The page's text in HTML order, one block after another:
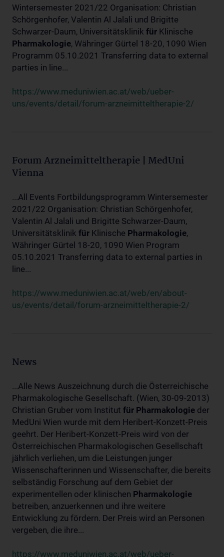
Wintersemester 2021/22 Organisation: Christian
Schörgenhofer, Valentin Al Jalali und Brigitte
Schwarzer-Daum, Universitätsklinik für Klinische
Pharmakologie, Währinger Gürtel 18-20, 1090 Wien
Programm 05.10.2021 Transferring data to external
parties in line...
https://www.meduniwien.ac.at/web/ueber-
uns/events/detail/forum-arzneimitteltherapie-2/
Forum Arzneimitteltherapie | MedUni
Vienna
...All Events Fortbildungsprogramm Wintersemester
2021/22 Organisation: Christian Schörgenhofer,
Valentin Al Jalali und Brigitte Schwarzer-Daum,
Universitätsklinik für Klinische Pharmakologie,
Währinger Gürtel 18-20, 1090 Wien Program
05.10.2021 Transferring data to external parties in
line...
https://www.meduniwien.ac.at/web/en/about-
us/events/detail/forum-arzneimitteltherapie-2/
News
...Alle News Auszeichnung durch die Österreichische
Pharmakologische Gesellschaft. (Wien, 30-09-2013)
Christian Gruber vom Institut für Pharmakologie der
MedUni Wien wurde mit dem Heribert-Konzett-Preis
geehrt. Der Heribert-Konzett-Preis wird von der
Österreichischen Pharmakologischen Gesellschaft
jährlich verliehen, um die Leistungen junger
Wissenschafterinnen und Wissenschafter, die bereits
selbständig Forschung auf dem Gebiet der
experimentellen oder klinischen Pharmakologie
betreiben, anzuerkennen und ihre weitere
Entwicklung zu fördern. Der Preis wird an Personen
vergeben, die ihre...
https://www.meduniwien.ac.at/web/ueber-